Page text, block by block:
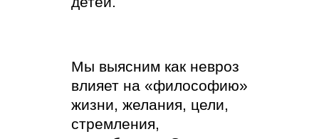
Мы выясним как невроз
влияет на «философию»
жизни, желания, цели,
стремления,